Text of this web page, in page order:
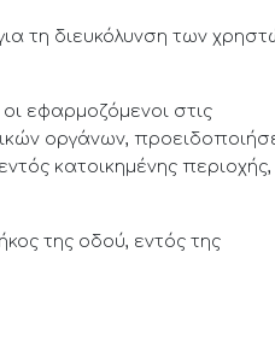
τη διευκόλυνση των
εφαρμοζόμενοι στις
οργάνων,
κατοικημένης
της οδού, εντός της